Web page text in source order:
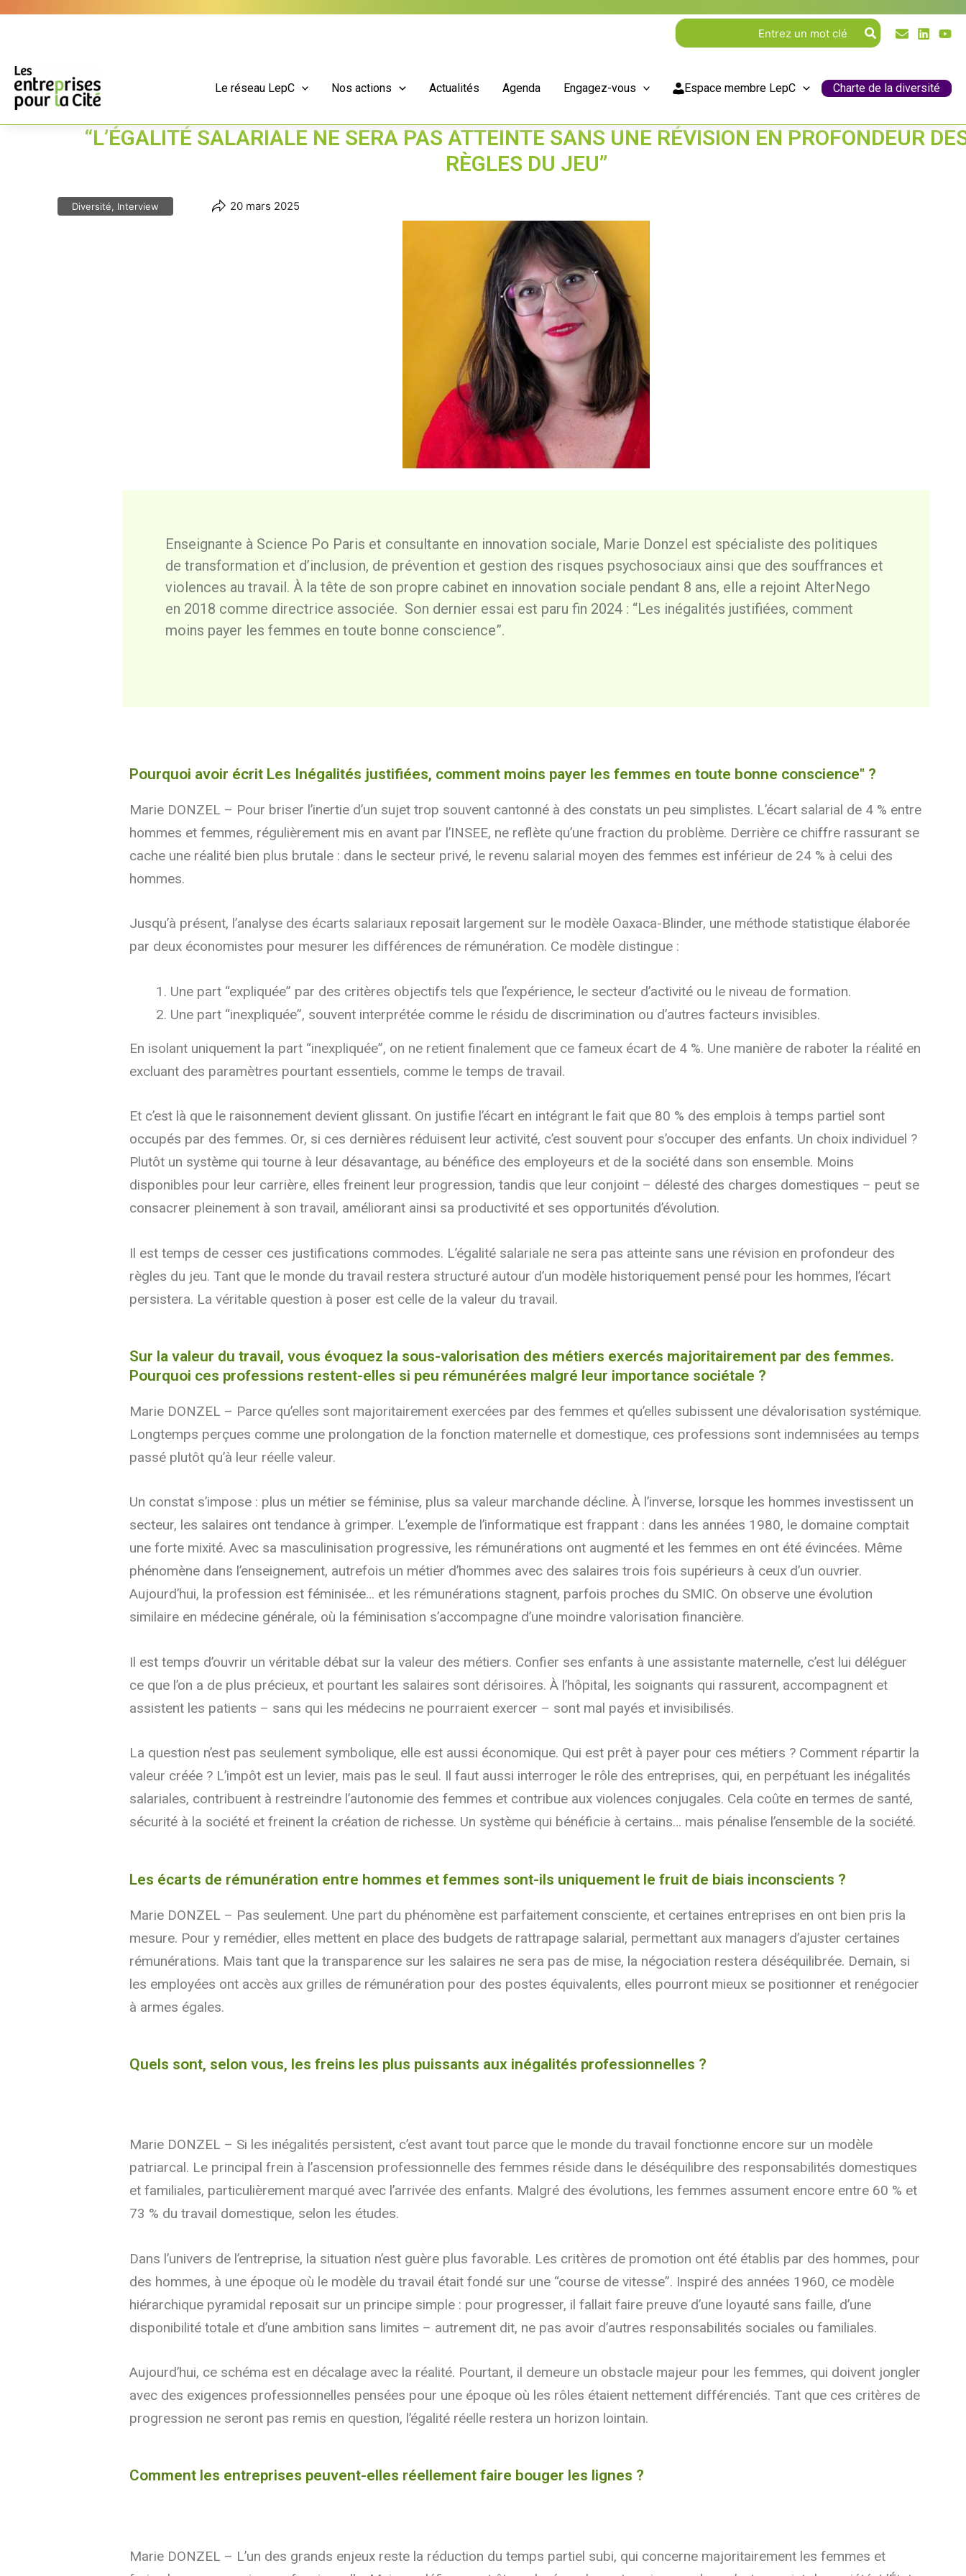
Rechercher:
Le réseau LepC Nos actions Actualités Agenda Engagez-vous Espace membre LepC Charte de la diversité
“L’ÉGALITÉ SALARIALE NE SERA PAS ATTEINTE SANS UNE RÉVISION EN PROFONDEUR
RÈGLES DU JEU”
Diversité, Interview 20 mars 2025
Enseignante à Science Po Paris et consultante en innovation sociale, Marie Donzel est spécialiste des politiques
de transformation et d’inclusion, de prévention et gestion des risques psychosociaux ainsi que des souffrances et
violences au travail. À la tête de son propre cabinet en innovation sociale pendant 8 ans, elle a rejoint AlterNego
en 2018 comme directrice associée. Son dernier essai est paru fin 2024 : “Les inégalités justifiées, comment
moins payer les femmes en toute bonne conscience”.
Pourquoi avoir écrit Les Inégalités justifiées, comment moins payer les femmes en toute bonne conscience" ?
Marie DONZEL – Pour briser l’inertie d’un sujet trop souvent cantonné à des constats un peu simplistes. L’écart salarial de 4 % entre
hommes et femmes, régulièrement mis en avant par l’INSEE, ne reflète qu’une fraction du problème. Derrière ce chiffre rassurant se
cache une réalité bien plus brutale : dans le secteur privé, le revenu salarial moyen des femmes est inférieur de 24 % à celui des
hommes.
Jusqu’à présent, l’analyse des écarts salariaux reposait largement sur le modèle Oaxaca-Blinder, une méthode statistique élaborée
par deux économistes pour mesurer les différences de rémunération. Ce modèle distingue :
Une part “expliquée” par des critères objectifs tels que l’expérience, le secteur d’activité ou le niveau de formation.
Une part “inexpliquée”, souvent interprétée comme le résidu de discrimination ou d’autres facteurs invisibles.
En isolant uniquement la part “inexpliquée”, on ne retient finalement que ce fameux écart de 4 %. Une manière de raboter la réalité en
excluant des paramètres pourtant essentiels, comme le temps de travail.
Et c’est là que le raisonnement devient glissant. On justifie l’écart en intégrant le fait que 80 % des emplois à temps partiel sont
occupés par des femmes. Or, si ces dernières réduisent leur activité, c’est souvent pour s’occuper des enfants. Un choix individuel ?
Plutôt un système qui tourne à leur désavantage, au bénéfice des employeurs et de la société dans son ensemble. Moins
disponibles pour leur carrière, elles freinent leur progression, tandis que leur conjoint – délesté des charges domestiques – peut se
consacrer pleinement à son travail, améliorant ainsi sa productivité et ses opportunités d’évolution.
Il est temps de cesser ces justifications commodes. L’égalité salariale ne sera pas atteinte sans une révision en profondeur des
règles du jeu. Tant que le monde du travail restera structuré autour d’un modèle historiquement pensé pour les hommes, l’écart
persistera. La véritable question à poser est celle de la valeur du travail.
Sur la valeur du travail, vous évoquez la sous-valorisation des métiers exercés majoritairement par des femmes.
Pourquoi ces professions restent-elles si peu rémunérées malgré leur importance sociétale ?
Marie DONZEL – Parce qu’elles sont majoritairement exercées par des femmes et qu’elles subissent une dévalorisation systémique.
Longtemps perçues comme une prolongation de la fonction maternelle et domestique, ces professions sont indemnisées au temps
passé plutôt qu’à leur réelle valeur.
Un constat s’impose : plus un métier se féminise, plus sa valeur marchande décline. À l’inverse, lorsque les hommes investissent un
secteur, les salaires ont tendance à grimper. L’exemple de l’informatique est frappant : dans les années 1980, le domaine comptait
une forte mixité. Avec sa masculinisation progressive, les rémunérations ont augmenté et les femmes en ont été évincées. Même
phénomène dans l’enseignement, autrefois un métier d’hommes avec des salaires trois fois supérieurs à ceux d’un ouvrier.
Aujourd’hui, la profession est féminisée… et les rémunérations stagnent, parfois proches du SMIC. On observe une évolution
similaire en médecine générale, où la féminisation s’accompagne d’une moindre valorisation financière.
Il est temps d’ouvrir un véritable débat sur la valeur des métiers. Confier ses enfants à une assistante maternelle, c’est lui déléguer
ce que l’on a de plus précieux, et pourtant les salaires sont dérisoires. À l’hôpital, les soignants qui rassurent, accompagnent et
assistent les patients – sans qui les médecins ne pourraient exercer – sont mal payés et invisibilisés.
La question n’est pas seulement symbolique, elle est aussi économique. Qui est prêt à payer pour ces métiers ? Comment répartir la
valeur créée ? L’impôt est un levier, mais pas le seul. Il faut aussi interroger le rôle des entreprises, qui, en perpétuant les inégalités
salariales, contribuent à restreindre l’autonomie des femmes et contribue aux violences conjugales. Cela coûte en termes de santé,
sécurité à la société et freinent la création de richesse. Un système qui bénéficie à certains… mais pénalise l’ensemble de la société.
Les écarts de rémunération entre hommes et femmes sont-ils uniquement le fruit de biais inconscients ?
Marie DONZEL – Pas seulement. Une part du phénomène est parfaitement consciente, et certaines entreprises en ont bien pris la
mesure. Pour y remédier, elles mettent en place des budgets de rattrapage salarial, permettant aux managers d’ajuster certaines
rémunérations. Mais tant que la transparence sur les salaires ne sera pas de mise, la négociation restera déséquilibrée. Demain, si
les employées ont accès aux grilles de rémunération pour des postes équivalents, elles pourront mieux se positionner et renégocier
à armes égales.
Quels sont, selon vous, les freins les plus puissants aux inégalités professionnelles ?
Marie DONZEL – Si les inégalités persistent, c’est avant tout parce que le monde du travail fonctionne encore sur un modèle
patriarcal. Le principal frein à l’ascension professionnelle des femmes réside dans le déséquilibre des responsabilités domestiques
et familiales, particulièrement marqué avec l’arrivée des enfants. Malgré des évolutions, les femmes assument encore entre 60 % et
73 % du travail domestique, selon les études.
Dans l’univers de l’entreprise, la situation n’est guère plus favorable. Les critères de promotion ont été établis par des hommes, pour
des hommes, à une époque où le modèle du travail était fondé sur une “course de vitesse”. Inspiré des années 1960, ce modèle
hiérarchique pyramidal reposait sur un principe simple : pour progresser, il fallait faire preuve d’une loyauté sans faille, d’une
disponibilité totale et d’une ambition sans limites – autrement dit, ne pas avoir d’autres responsabilités sociales ou familiales.
Aujourd’hui, ce schéma est en décalage avec la réalité. Pourtant, il demeure un obstacle majeur pour les femmes, qui doivent jongler
avec des exigences professionnelles pensées pour une époque où les rôles étaient nettement différenciés. Tant que ces critères de
progression ne seront pas remis en question, l’égalité réelle restera un horizon lointain.
Comment les entreprises peuvent-elles réellement faire bouger les lignes ?
Marie DONZEL – L’un des grands enjeux reste la réduction du temps partiel subi, qui concerne majoritairement les femmes et